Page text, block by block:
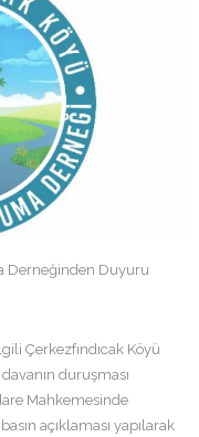
Derneğinden Duyuru
Çerkezfındıcak Köyü
duruşması
Mahkemesinde
açıklaması yapılarak